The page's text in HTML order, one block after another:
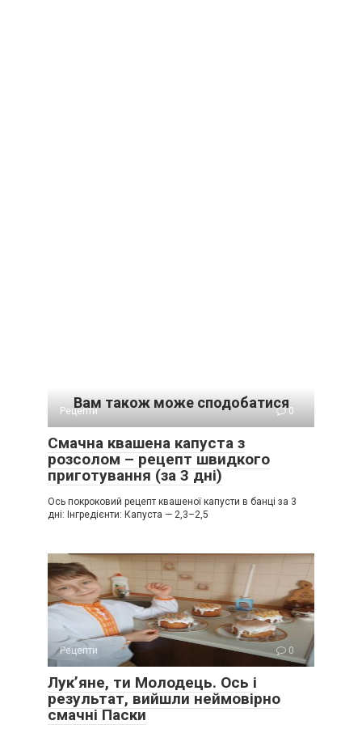
Вам також може сподобатися
Рецепти 0
Смачна квашена капуста з
розсолом – рецепт швидкого
приготування (за 3 дні)
Ось покроковий рецепт квашеної капусти в банці за 3
дні: Інгредієнти: Капуста — 2,3–2,5
Рецепти 0
Лук’яне, ти Молодець. Ось і
результат, вийшли неймовірно
смачні Паски